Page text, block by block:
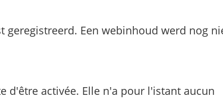
geregistreerd. Een webinhoud werd nog
d'être activée. Elle n'a pour l'istant aucun